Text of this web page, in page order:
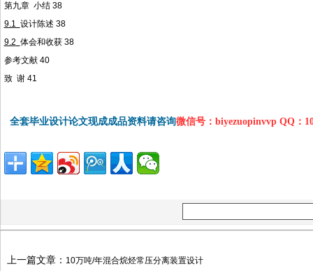
第九章 小结38
9.1 设计陈述 38
9.2 体会和收获38
参考文献40
致 谢41
全套毕业设计论文现成成品资料请咨询微信号：biyezuopinvvp QQ
上一篇文章： 10万吨/年混合烷烃常压分离装置设计